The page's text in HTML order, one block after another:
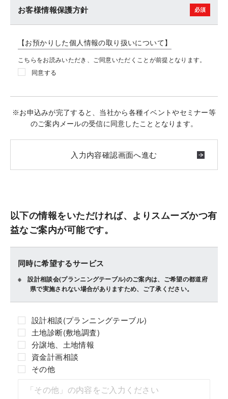
お客様情報保護方針
【お預かりした個人情報の取り扱いについて】
こちらをお読みいただき、ご同意いただくことが前提となります。
同意する
※お申込みが完了すると、当社から各種イベントやセミナー等
のご案内メールの受信に同意したこととなります。
以下の情報をいただければ、よりスムーズかつ有
益なご案内が可能です。
同時に希望するサービス
設計相談会(プランニングテーブル)のご案内は、ご希望の都道府
県で実施されない場合がありますため、ご了承ください。
設計相談(プランニングテーブル)
土地診断(敷地調査)
分譲地、土地情報
資金計画相談
その他